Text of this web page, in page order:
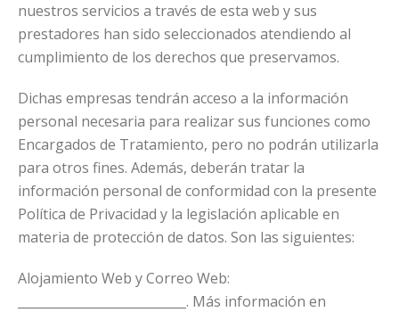
nuestros servicios a través de esta web y sus
prestadores han sido seleccionados atendiendo al
cumplimiento de los derechos que preservamos.
Dichas empresas tendrán acceso a la información
personal necesaria para realizar sus funciones como
Encargados de Tratamiento, pero no podrán utilizarla
para otros fines. Además, deberán tratar la
información personal de conformidad con la presente
Política de Privacidad y la legislación aplicable en
materia de protección de datos. Son las siguientes:
Alojamiento Web y Correo Web:
___________________________. Más información en